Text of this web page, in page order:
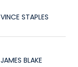
VINCE STAPLES
JAMES BLAKE